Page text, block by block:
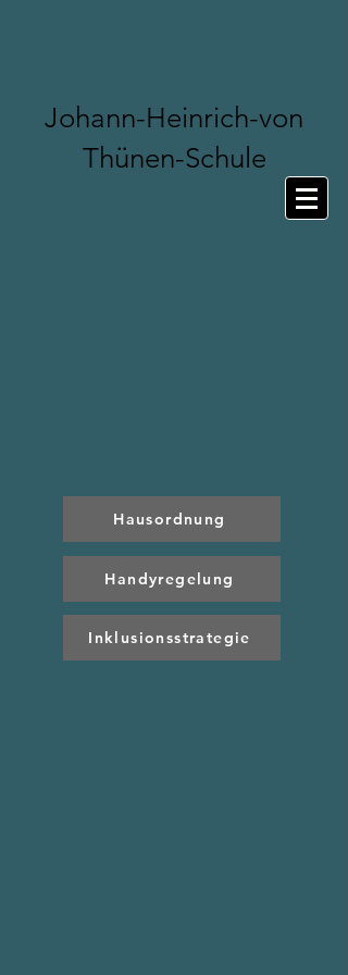
Johann-Heinrich-von
Thünen-Schule
Hausordnung
Handyregelung
Inklusionsstrategie